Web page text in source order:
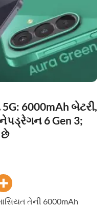
6000mAh બેટરી,
6 Gen 3;
તેની 6000mAh